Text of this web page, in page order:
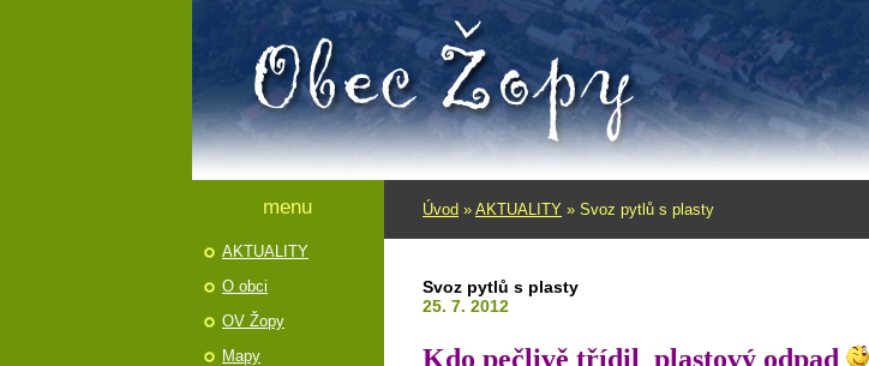
Úvod » AKTUALITY » Svoz pytlů s plasty
Svoz pytlů s plasty
25. 7. 2012
Kdo pečlivě třídil plastový odpad
menu
AKTUALITY
O obci
OV Žopy
Mapy